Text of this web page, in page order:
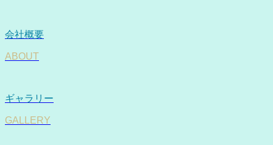
会社概要
ABOUT
ギャラリー
GALLERY